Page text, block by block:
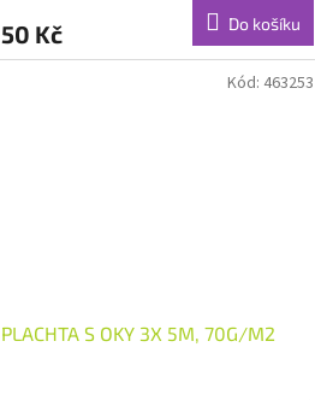
50 Kč Do košíku
PLACHTA S OKY 3X 5M, 70G/M2
Kód: 463253